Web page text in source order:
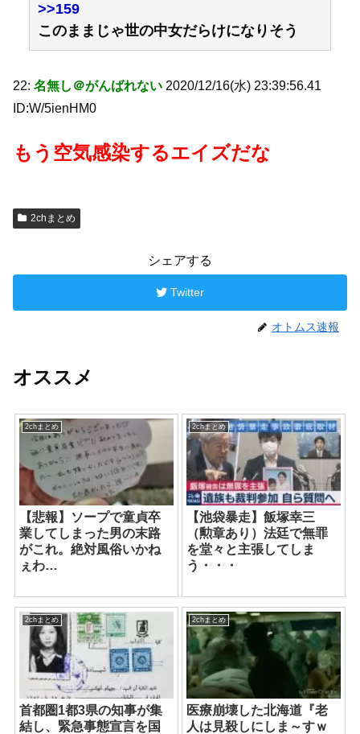
>>159
このままじゃ世の中女だらけになりそう
22: 名無し＠がんばれない 2020/12/16(水) 23:39:56.41
ID:W/5ienHM0
もう空気感染するエイズだな
2chまとめ
シェアする
Twitter
オトムス速報
オススメ
2chまとめ
【悲報】ソープで童貞卒
業してしまった男の末路
がこれ。絶対風俗いかね
ぇわ…
2chまとめ
【池袋暴走】飯塚幸三
（勲章あり）法廷で無罪
を堂々と主張してしま
う・・・
2chまとめ
首都圏1都3県の知事が集
結し、緊急事態宣言を国
2chまとめ
医療崩壊した北海道『老
人は見殺しにしま～すｗ